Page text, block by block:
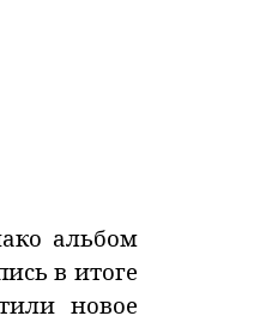
альбом
в итоге
новое